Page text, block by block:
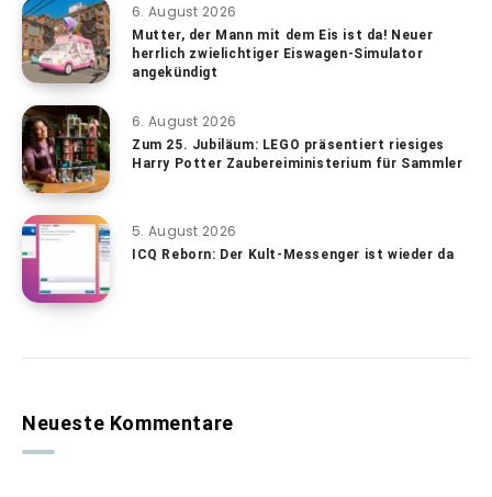
6. August 2026
Mutter, der Mann mit dem Eis ist da! Neuer
herrlich zwielichtiger Eiswagen-Simulator
angekündigt
6. August 2026
Zum 25. Jubiläum: LEGO präsentiert riesiges
Harry Potter Zaubereiministerium für Sammler
5. August 2026
ICQ Reborn: Der Kult-Messenger ist wieder da
Neueste Kommentare